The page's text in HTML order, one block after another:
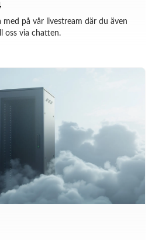
på vår livestream där du även
oss via chatten.